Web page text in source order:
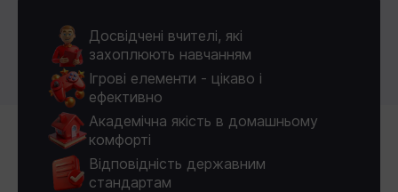
Досвідчені вчителі, які
захоплюють навчанням
Ігрові елементи - цікаво і
ефективно
Академічна якість в домашньому
комфорті
Відповідність державним
стандартам